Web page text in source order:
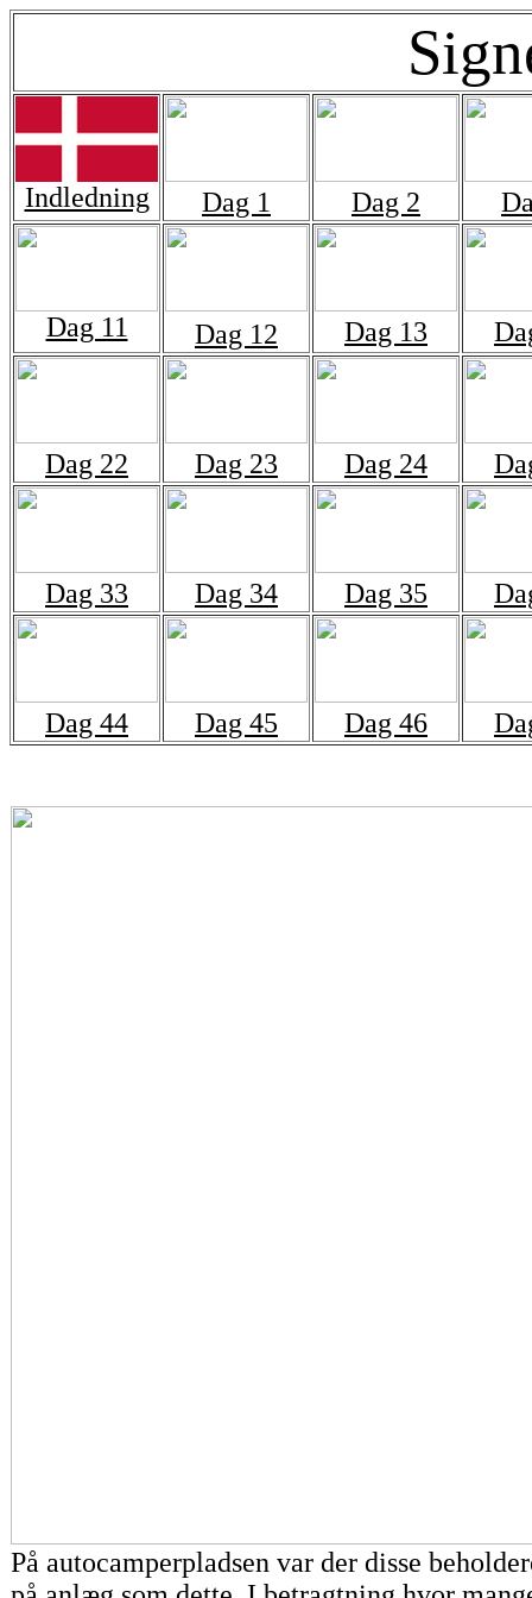
Indledning Dag 1 Dag 2
Dag 11 Dag 12 Dag 13
Dag 22 Dag 23 Dag 24
Dag 33 Dag 34 Dag 35
Dag 44 Dag 45 Dag 46
På autocamperpladsen var der disse